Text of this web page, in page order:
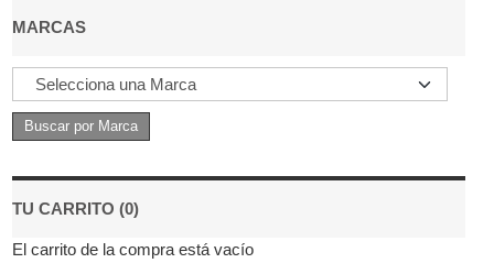
MARCAS
TU CARRITO (0)
El carrito de la compra está vacío